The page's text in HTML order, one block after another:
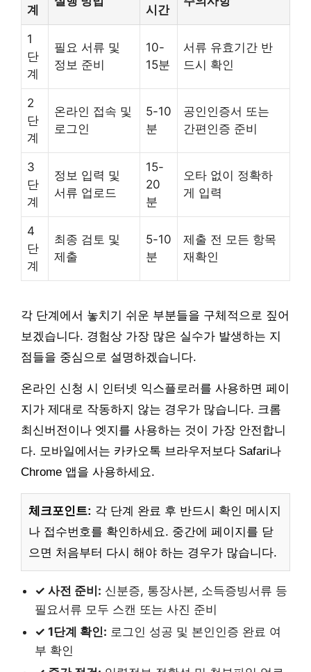
계 시간
1
단
계
필요 서류 및
정보 준비
10-
15분
서류 유효기간 반
드시 확인
2
단
계
온라인 접속 및
로그인
5-10
분
공인인증서 또는
간편인증 준비
3
단
계
정보 입력 및
서류 업로드
15-
20
분
오타 없이 정확하
게 입력
4
단
계
최종 검토 및
제출
5-10
분
제출 전 모든 항목
재확인
각 단계에서 놓치기 쉬운 부분들을 구체적으로 짚어
보겠습니다. 경험상 가장 많은 실수가 발생하는 지
점들을 중심으로 설명하겠습니다.
온라인 신청 시 인터넷 익스플로러를 사용하면 페이
지가 제대로 작동하지 않는 경우가 많습니다. 크롬
최신버전이나 엣지를 사용하는 것이 가장 안전합니
다. 모바일에서는 카카오톡 브라우저보다 Safari나
Chrome 앱을 사용하세요.
체크포인트: 각 단계 완료 후 반드시 확인 메시지
나 접수번호를 확인하세요. 중간에 페이지를 닫
으면 처음부터 다시 해야 하는 경우가 많습니다.
✓ 사전 준비: 신분증, 통장사본, 소득증빙서류 등
필요서류 모두 스캔 또는 사진 준비
✓ 1단계 확인: 로그인 성공 및 본인인증 완료 여
부 확인